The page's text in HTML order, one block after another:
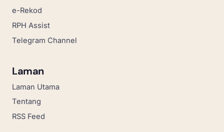
e-Rekod
RPH Assist
Telegram Channel
Laman
Laman Utama
Tentang
RSS Feed